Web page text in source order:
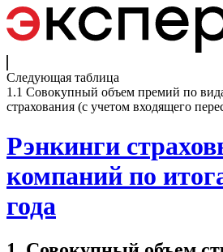
Следующая таблица
1.1 Совокупный объем премий по
страхования (с учетом входящего
Рэнкинги
компаний по
года